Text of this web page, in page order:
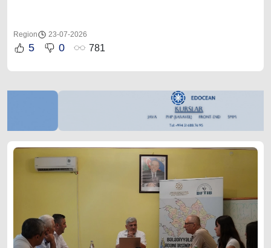
Region 23-07-2026
5 0 781